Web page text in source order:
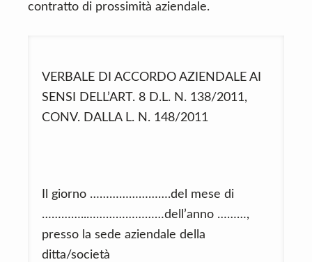
contratto di prossimità aziendale.
VERBALE DI ACCORDO AZIENDALE AI
SENSI DELL’ART. 8 D.L. N. 138/2011,
CONV. DALLA L. N. 148/2011
Il giorno …………………….del mese di
…………..……………………dell’anno ………,
presso la sede aziendale della
ditta/società